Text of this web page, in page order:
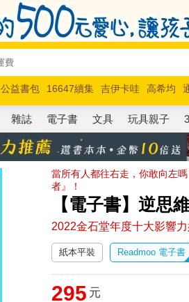
公益書包 16647續集 吉伊卡哇 高希均
馬斯克 玩具總動員5 超慢跑
雜誌 電子書 文具 玩具親子
當所有人都往右走，你敢向左
者』！
【電子書】逆思
2022金石堂年度十大影響
紙本平裝 Readmoo 電子書
295 元